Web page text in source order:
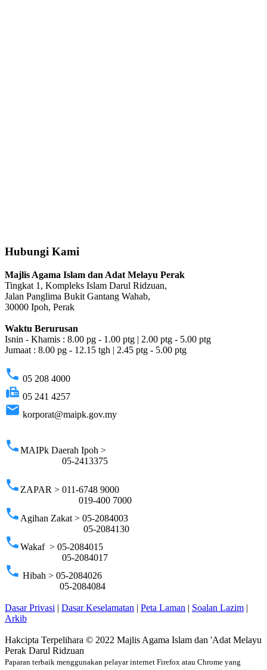
Hubungi Kami
Majlis Agama Islam dan Adat Melayu Perak
Tingkat 1, Kompleks Islam Darul Ridzuan,
Jalan Panglima Bukit Gantang Wahab,
30000 Ipoh, Perak
Waktu Berurusan
Isnin - Khamis : 8.00 pg - 1.00 ptg | 2.00 ptg - 5.00 ptg
Jumaat : 8.00 pg - 12.15 tgh | 2.45 ptg - 5.00 ptg
phone 05 208 4000
fax 05 241 4257
email korporat@maipk.gov.my
phoneMAIPk Daerah Ipoh >
05-2413375
phone ZAPAR > 011-6748 9000
019-400 7000
phone Agihan Zakat > 05-2084003
05-2084130
phoneWakaf > 05-2084015
05-2084017
phone Hibah > 05-2084026
05-2084084
Dasar Privasi | Dasar Keselamatan | Peta Laman | Soalan Lazim |
Arkib
Hakcipta Terpelihara © 2022 Majlis Agama Islam dan 'Adat Melayu
Perak Darul Ridzuan
Paparan terbaik menggunakan pelayar internet Firefox atau Chrome yang